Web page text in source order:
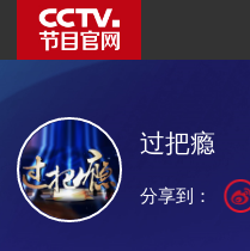
过把瘾
分享到：